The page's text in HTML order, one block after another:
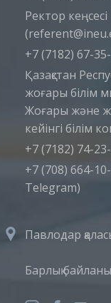
Ректор кеңсесі
+7 (7182) 67-
Қазақстан
жоғары білім
Жоғары және
кейінгі білім
+7 (7182) 74-
+7 (708) 664-
Telegram)
Павлодар
Барлық